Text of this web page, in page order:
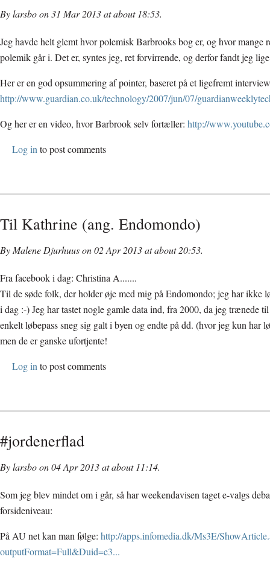
By larsbo on 31 Mar 2013 at about 18:53.
Jeg havde helt glemt hvor polemisk Barbrooks bog er, og hvor mange
polemik går i. Det er, syntes jeg, ret forvirrende, og derfor fandt jeg
Her er en god opsummering af pointer, baseret på et ligefremt
http://www.guardian.co.uk/technology/2007/jun/07/
Og her er en video, hvor Barbrook selv fortæller: http://
Log in to post comments
Til Kathrine (ang. Endomondo)
By Malene Djurhuus on 02 Apr 2013 at about 20:53.
Fra facebook i dag: Christina A.......
Til de søde folk, der holder øje med mig på Endomondo; jeg har ikke
i dag :-) Jeg har tastet nogle gamle data ind, fra 2000, da jeg trænede
enkelt løbepass sneg sig galt i byen og endte på dd. (hvor jeg kun har
men de er ganske ufortjente!
Log in to post comments
#jordenerflad
By larsbo on 04 Apr 2013 at about 11:14.
Som jeg blev mindet om i går, så har weekendavisen taget e-valgs
forsideniveau:
På AU net kan man følge: http://apps.infomedia.dk/Ms3E/
outputFormat=Full&Duid=e3...